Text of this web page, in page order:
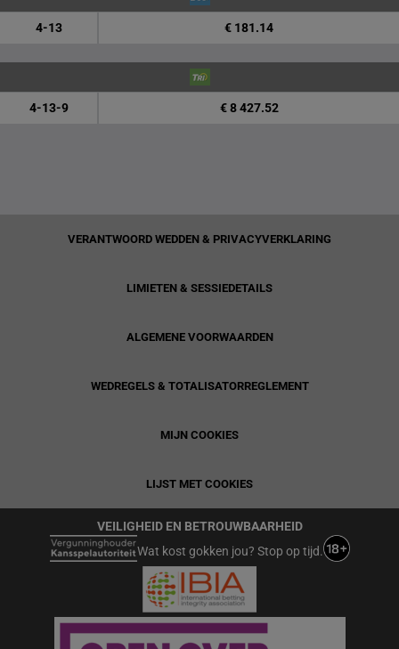
4-13 € 181.14
4-13-9 € 8 427.52
VERANTWOORD WEDDEN & PRIVACYVERKLARING
LIMIETEN & SESSIEDETAILS
ALGEMENE VOORWAARDEN
WEDREGELS & TOTALISATORREGLEMENT
MIJN COOKIES
LIJST MET COOKIES
VEILIGHEID EN BETROUWBAARHEID
Wat kost gokken jou? Stop op tijd.